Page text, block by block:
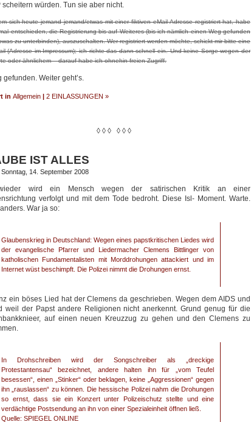
scheitern würden. Tun sie aber nicht.
sich heute jemand jemand/etwas mit einer fiktiven eMail-Adresse registriert hat, habe
entschieden, die Registrierung bis auf Weiteres (bis ich nämlich einen Weg gefunden
zu unterbinden), auszuschalten. Wer registriert werden möchte, schickt mir bitte eine
(Adresse im Impressum); ich richte das dann schnell ein. Und keine Sorge wegen der
oder ähnlichem – darauf habe ich ohnehin freien Zugriff.
gefunden. Weiter geht’s.
in Allgemein | 2 EINLASSUNGEN »
◊ ◊ ◊ ◊ ◊ ◊
IST ALLES
14. September 2008
wird ein Mensch wegen der satirischen Kritik an einer
verfolgt und mit dem Tode bedroht. Diese Isl- Moment. Warte.
War ja so:
Glaubenskrieg in Deutschland: Wegen eines papstkritischen Liedes wird
der evangelische Pfarrer und Liedermacher Clemens Bittlinger von
katholischen Fundamentalisten mit Morddrohungen attackiert und im
Internet wüst beschimpft. Die Polizei nimmt die Drohungen ernst.
ein böses Lied hat der Clemens da geschrieben. Wegen dem AIDS und
weil der Papst andere Religionen nicht anerkennt. Grund genug für die
auf einen neuen Kreuzzug zu gehen und den Clemens zu
In Drohschreiben wird der Songschreiber als „dreckige
Protestantensau“ bezeichnet, andere halten ihn für „vom Teufel
besessen“, einen „Stinker“ oder beklagen, keine „Aggressionen“ gegen
ihn „rauslassen“ zu können. Die hessische Polizei nahm die Drohungen
so ernst, dass sie ein Konzert unter Polizeischutz stellte und eine
verdächtige Postsendung an ihn von einer Spezialeinheit öffnen ließ.
Quelle: SPIEGEL ONLINE